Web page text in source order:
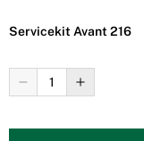
Servicekit Avant 216